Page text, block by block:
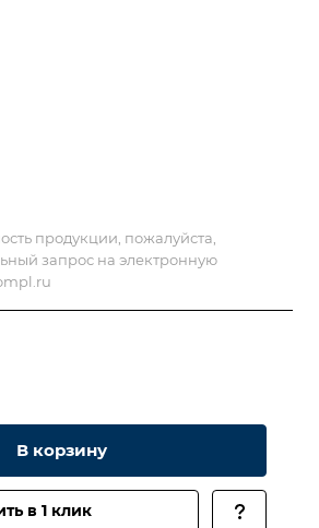
продукции, пожалуйста,
запрос на электронную
В корзину
в 1 клик